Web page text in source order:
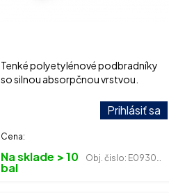
Tenké polyetylénové podbradníky
so silnou absorpčnou vrstvou.
Cena:
Prihlásiť sa
Na sklade > 10
bal
Obj. čislo: E093000055